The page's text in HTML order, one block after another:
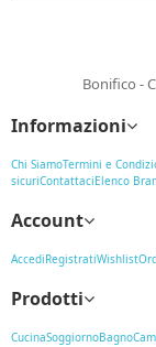
Bonifico -
Informazioni
Chi SiamoTermini e
sicuriContattaciElenco
Account
AccediRegistratiWishlist
Prodotti
CucinaSoggiornoBagno